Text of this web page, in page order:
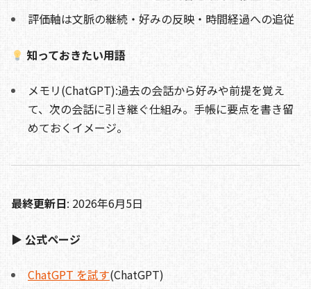
評価軸は文脈の継続・好みの反映・時間経過への追従
知っておきたい用語
メモリ(ChatGPT):過去の会話から好みや前提を覚え
て、次の会話に引き継ぐ仕組み。手帳に要点を書き留
めておくイメージ。
最終更新日: 2026年6月5日
▶ 公式ページ
ChatGPT を試す(ChatGPT)